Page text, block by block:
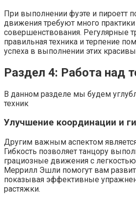
При выполнении фуэте и пироетт
движения требуют много практики
совершенствования. Регулярные
правильная техника и терпение
успеха в выполнении этих
Раздел 4: Работа над
В данном разделе мы будем
техник
Улучшение координации и
Другим важным аспектом является
Гибкость позволяет танцору
грациозные движения с
Меррилл Эшли помогут вам
показывая эффективные
растяжки.